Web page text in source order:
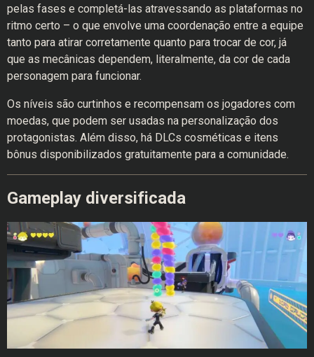
pelas fases e completá-las atravessando as plataformas no
ritmo certo – o que envolve uma coordenação entre a equipe
tanto para atirar corretamente quanto para trocar de cor, já
que as mecânicas dependem, literalmente, da cor de cada
personagem para funcionar.
Os níveis são curtinhos e recompensam os jogadores com
moedas, que podem ser usadas na personalização dos
protagonistas. Além disso, há DLCs cosméticas e itens
bônus disponibilizados gratuitamente para a comunidade.
Gameplay diversificada